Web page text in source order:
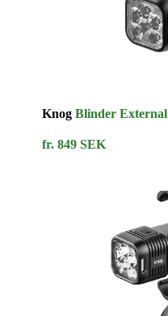
KnogBlinder External
fr. 849 SEK